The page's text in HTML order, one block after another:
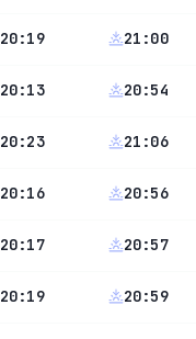
20:19 21:00
20:13 20:54
20:23 21:06
20:16 20:56
20:17 20:57
20:19 20:59